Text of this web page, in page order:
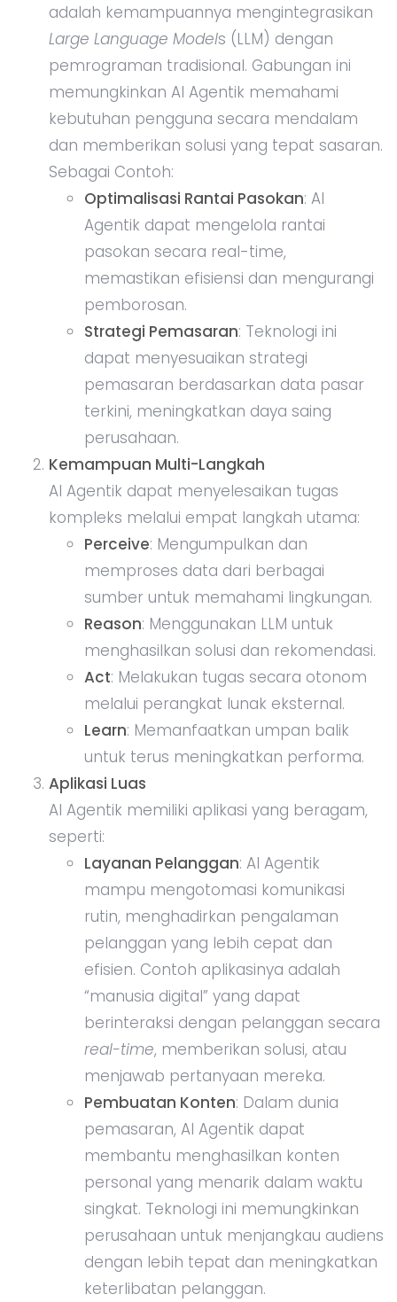
adalah kemampuannya mengintegrasikan
Large Language Models (LLM) dengan
pemrograman tradisional. Gabungan ini
memungkinkan AI Agentik memahami
kebutuhan pengguna secara mendalam
dan memberikan solusi yang tepat sasaran.
Sebagai Contoh:
Optimalisasi Rantai Pasokan: AI
Agentik dapat mengelola rantai
pasokan secara real-time,
memastikan efisiensi dan mengurangi
pemborosan.
Strategi Pemasaran: Teknologi ini
dapat menyesuaikan strategi
pemasaran berdasarkan data pasar
terkini, meningkatkan daya saing
perusahaan.
Kemampuan Multi-Langkah
AI Agentik dapat menyelesaikan tugas
kompleks melalui empat langkah utama:
Perceive: Mengumpulkan dan
memproses data dari berbagai
sumber untuk memahami lingkungan.
Reason: Menggunakan LLM untuk
menghasilkan solusi dan rekomendasi.
Act: Melakukan tugas secara otonom
melalui perangkat lunak eksternal.
Learn: Memanfaatkan umpan balik
untuk terus meningkatkan performa.
Aplikasi Luas
AI Agentik memiliki aplikasi yang beragam,
seperti:
Layanan Pelanggan: AI Agentik
mampu mengotomasi komunikasi
rutin, menghadirkan pengalaman
pelanggan yang lebih cepat dan
efisien. Contoh aplikasinya adalah
“manusia digital” yang dapat
berinteraksi dengan pelanggan secara
real-time, memberikan solusi, atau
menjawab pertanyaan mereka.
Pembuatan Konten: Dalam dunia
pemasaran, AI Agentik dapat
membantu menghasilkan konten
personal yang menarik dalam waktu
singkat. Teknologi ini memungkinkan
perusahaan untuk menjangkau audiens
dengan lebih tepat dan meningkatkan
keterlibatan pelanggan.